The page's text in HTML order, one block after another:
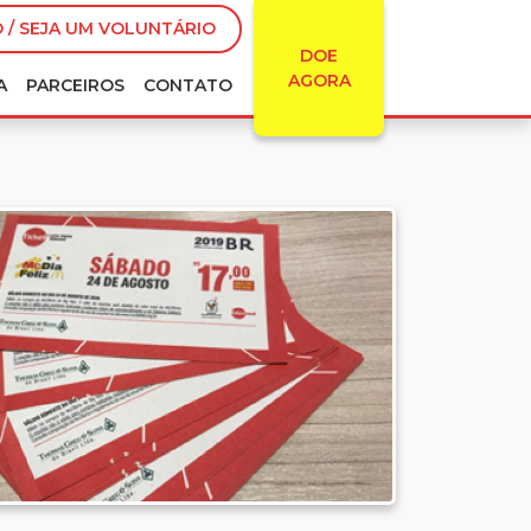
/ SEJA UM VOLUNTÁRIO
DOE
AGORA
PARCEIROS CONTATO